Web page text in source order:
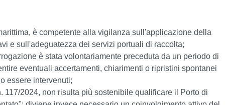
è competente alla vigilanza sull'applicazione della
e sull'adeguatezza dei servizi portuali di raccolta;
è stata volontariamente preceduta da un periodo di
eventuali accertamenti, chiarimenti o ripristini spontanei
essere intervenuti;
117/2024, non risulta più sostenibile qualificare il Porto di